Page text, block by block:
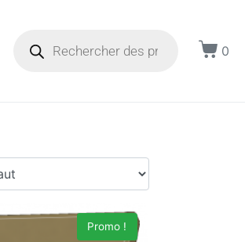
0
Promo !